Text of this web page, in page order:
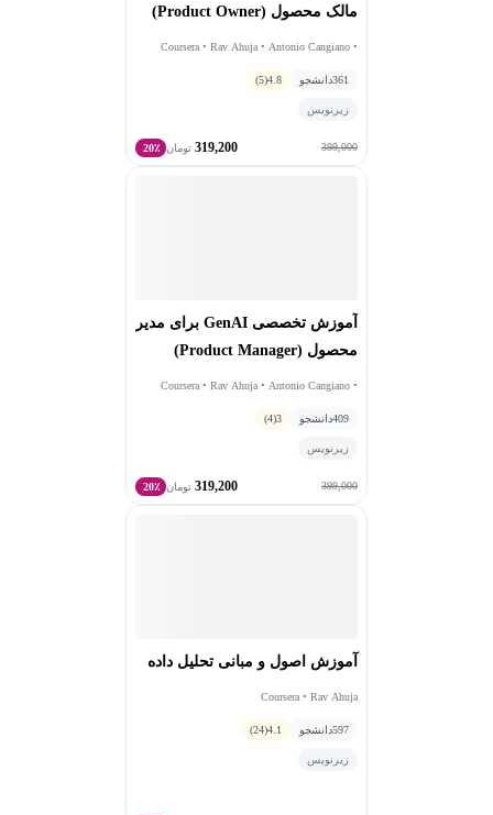
مالک محصول (Product Owner)
Coursera • Rav Ahuja • Antonio Cangiano •
361دانشجو 4.8
(5)
زیرنویس
399,000
319,200 تومان 20٪
آموزش تخصصی GenAI برای مدیر
محصول (Product Manager)
Coursera • Rav Ahuja • Antonio Cangiano •
409دانشجو 3
(4)
زیرنویس
399,000
319,200 تومان 20٪
آموزش اصول و مبانی تحلیل داده
Coursera • Rav Ahuja
597دانشجو 4.1
(24)
زیرنویس